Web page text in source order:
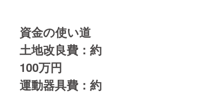
資金の使い道
土地改良費：約
100万円
運動器具費：約